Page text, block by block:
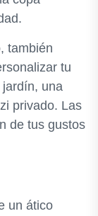
también
tu
una
privado. Las
de tus gustos
un ático